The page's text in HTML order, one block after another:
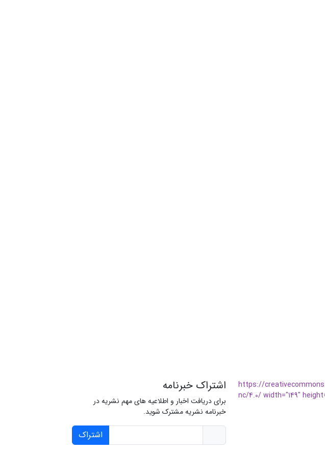
https://
nc/4.0/ width="149"
اشتراک خبرنامه
برای دریافت اخبار و اطلاعیه های مهم نشریه در
خبرنامه نشریه مشترک شوید.
اشتراک